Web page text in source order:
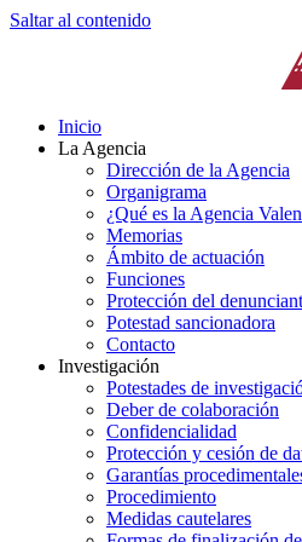
Saltar al contenido
Inicio
La Agencia
Dirección de la Agencia
Organigrama
¿Qué es la Agencia
Memorias
Ámbito de actuación
Funciones
Protección del
Potestad sancionadora
Contacto
Investigación
Potestades de
Deber de colaboración
Confidencialidad
Protección y cesión de
Garantías
Procedimiento
Medidas cautelares